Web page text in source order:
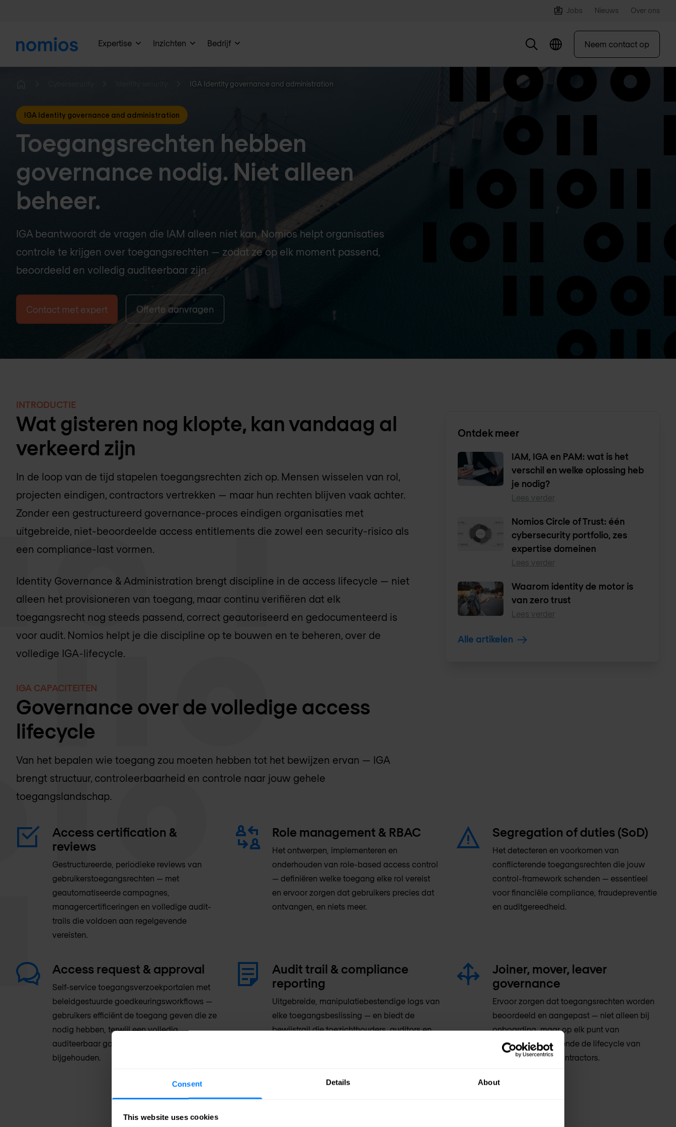
Consent Details About
This website uses cookies
Jobs Nieuws Over ons
Expertise Inzichten Bedrijf Neem contact op
IGA Identity governance and administration
IGA Identity governance and administration
Toegangsrechten hebben
governance nodig. Niet alleen
beheer.
IGA beantwoordt de vragen die IAM alleen niet kan. Nomios helpt organisaties
controle te krijgen over toegangsrechten — zodat ze op elk moment passend,
beoordeeld en volledig auditeerbaar zijn.
Contact met expert Offerte aanvragen
INTRODUCTIE
Wat gisteren nog klopte, kan vandaag al
verkeerd zijn
In de loop van de tijd stapelen toegangsrechten zich op. Mensen wisselen van rol,
projecten eindigen, contractors vertrekken — maar hun rechten blijven vaak achter.
Zonder een gestructureerd governance-proces eindigen organisaties met
uitgebreide, niet-beoordeelde access entitlements die zowel een security-risico als
een compliance-last vormen.
Identity Governance & Administration brengt discipline in de access lifecycle — niet
alleen het provisioneren van toegang, maar continu verifiëren dat elk
toegangsrecht nog steeds passend, correct geautoriseerd en gedocumenteerd is
voor audit. Nomios helpt je die discipline op te bouwen en te beheren, over de
volledige IGA-lifecycle.
Ontdek meer
IAM, IGA en PAM: wat is het
verschil en welke oplossing heb
je nodig?
Lees verder
Nomios Circle of Trust: één
cybersecurity portfolio, zes
expertise domeinen
Lees verder
Waarom identity de motor is
van zero trust
Lees verder
Alle artikelen
IGA CAPACITEITEN
Governance over de volledige access
lifecycle
Van het bepalen wie toegang zou moeten hebben tot het bewijzen ervan — IGA
brengt structuur, controleerbaarheid en controle naar jouw gehele
toegangslandschap.
Access certification &
reviews
Gestructureerde, periodieke reviews van
gebruikerstoegangsrechten — met
geautomatiseerde campagnes,
managercertificeringen en volledige audit-
trails die voldoen aan regelgevende
vereisten.
Role management & RBAC
Het ontwerpen, implementeren en
onderhouden van role-based access control
— definiëren welke toegang elke rol vereist
en ervoor zorgen dat gebruikers precies dat
ontvangen, en niets meer.
Segregation of duties (SoD)
Het detecteren en voorkomen van
conflicterende toegangsrechten die jouw
control-framework schenden — essentieel
voor financiële compliance, fraudepreventie
en auditgereedheid.
Access request & approval
Self-service toegangsverzoekportalen met
beleidgestuurde goedkeuringsworkflows —
gebruikers efficiënt de toegang geven die ze
nodig hebben, terwijl een volledig,
auditeerbaar goedkeuringsrecord wordt
bijgehouden.
Audit trail & compliance
reporting
Uitgebreide, manipulatiebestendige logs van
elke toegangsbeslissing — en biedt de
bewijstrail die toezichthouders, auditors en
Joiner, mover, leaver
governance
Ervoor zorgen dat toegangsrechten worden
beoordeeld en aangepast — niet alleen bij
onboarding, maar op elk punt van
verandering gedurende de lifecycle van
medewerkers en contractors.